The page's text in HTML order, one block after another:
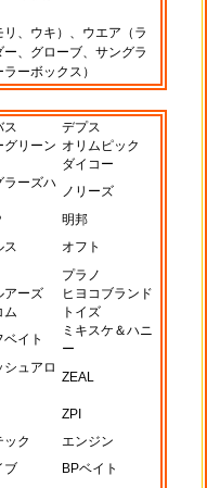
、ウキ）、ウエア（ラ
、グローブ、サングラ
ーボックス）
ス
デプス
グリーン オリムピック
ダイコー
ラーズハ
ノリーズ
明邦
ス
オフト
プラノ
アーズ
ヒヨコブランド
ム
トイズ
ベイト
ミキスケ＆ハニ
ー
シュアロ
ZEAL
ZPI
ック
エンジン
ブ
BPベイト